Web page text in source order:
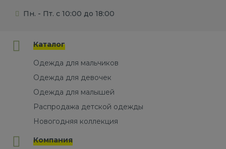
Пн. - Пт. с 10:00 до 18:00
Каталог
Одежда для мальчиков
Одежда для девочек
Одежда для малышей
Распродажа детской одежды
Новогодняя коллекция
Компания